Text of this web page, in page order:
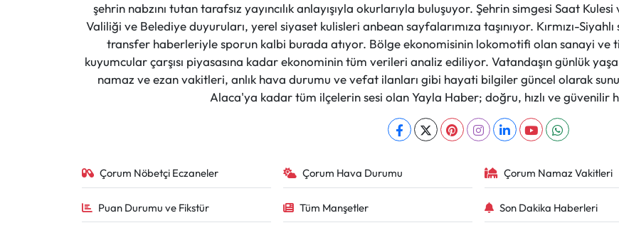
şehrin nabzını tutan tarafsız yayıncılık anlayışıyla okurlarıyla buluşuyor. Şehrin simgesi Saat
Valiliği ve Belediye duyuruları, yerel siyaset kulisleri anbean sayfalarımıza taşınıyor. Kırmızı-
transfer haberleriyle sporun kalbi burada atıyor. Bölge ekonomisinin lokomotifi olan sanayi ve
kuyumcular çarşısı piyasasına kadar ekonominin tüm verileri analiz ediliyor. Vatandaşın günlük
namaz ve ezan vakitleri, anlık hava durumu ve vefat ilanları gibi hayati bilgiler güncel olarak
Alaca'ya kadar tüm ilçelerin sesi olan Yayla Haber; doğru, hızlı ve güvenilir
Çorum Nöbetçi Eczaneler Çorum Hava Durumu Çorum Namaz Vakitleri
Puan Durumu ve Fikstür Tüm Manşetler Son Dakika Haberleri